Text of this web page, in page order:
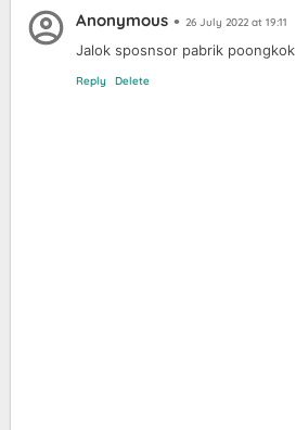
Anonymous 26 July 2022 at 19:11
Jalok sposnsor pabrik poongkok
Reply Delete